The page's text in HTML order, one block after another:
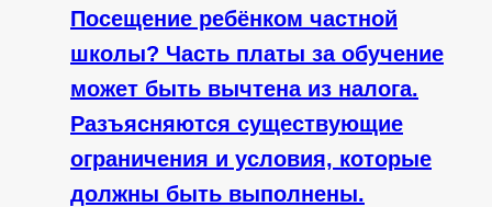
Посещение ребёнком частной
школы? Часть платы за обучение
может быть вычтена из налога.
Разъясняются существующие
ограничения и условия, которые
должны быть выполнены.